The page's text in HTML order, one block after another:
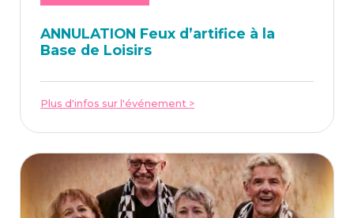
ANNU­LA­TION Feux d’ar­ti­fice à la
Base de Loisirs
Plus d'infos sur l'événement >